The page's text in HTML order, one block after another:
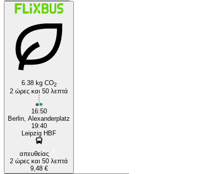
6.38 kg CO2
2 ώρες και 50 λεπτά
16:50
Berlin, Alexanderplatz
19:40
Leipzig HBF
απευθείας
2 ώρες και 50 λεπτά
9,48 €